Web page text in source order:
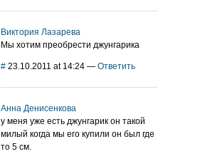
Виктория Лазарева
Мы хотим преобрести джунгарика
# 23.10.2011 at 14:24 — Ответить
Анна Денисенкова
у меня уже есть джунгарик он такой
милый когда мы его купили он был где
то 5 см.